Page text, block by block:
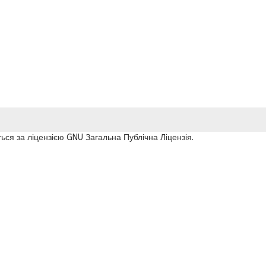
за ліцензією GNU Загальна Публічна Ліцензія.